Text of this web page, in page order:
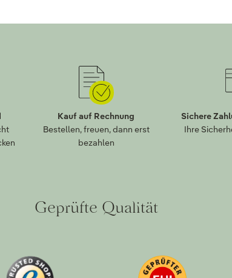
Kauf auf Rechnung
Bestellen, freuen, dann erst
bezahlen
Sichere
Ihre
Geprüfte Qualität